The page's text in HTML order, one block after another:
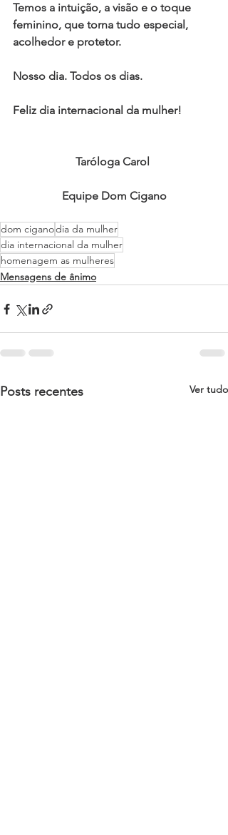
Temos a intuição, a visão e o toque
feminino, que torna tudo especial,
acolhedor e protetor.
Nosso dia. Todos os dias.
Feliz dia internacional da mulher!
Taróloga Carol
Equipe Dom Cigano
dom ciganodia da mulher
dia internacional da mulher
homenagem as mulheres
Mensagens de ânimo
Posts recentes Ver tudo